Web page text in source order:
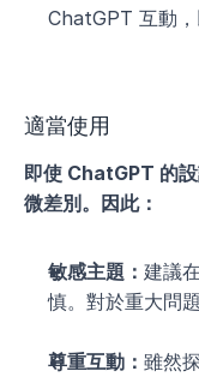
ChatGPT 互動，
適當使用
即使 ChatGPT 的
微差別。因此：
敏感主題： 建議
慎。對於重大問
尊重互動： 雖然